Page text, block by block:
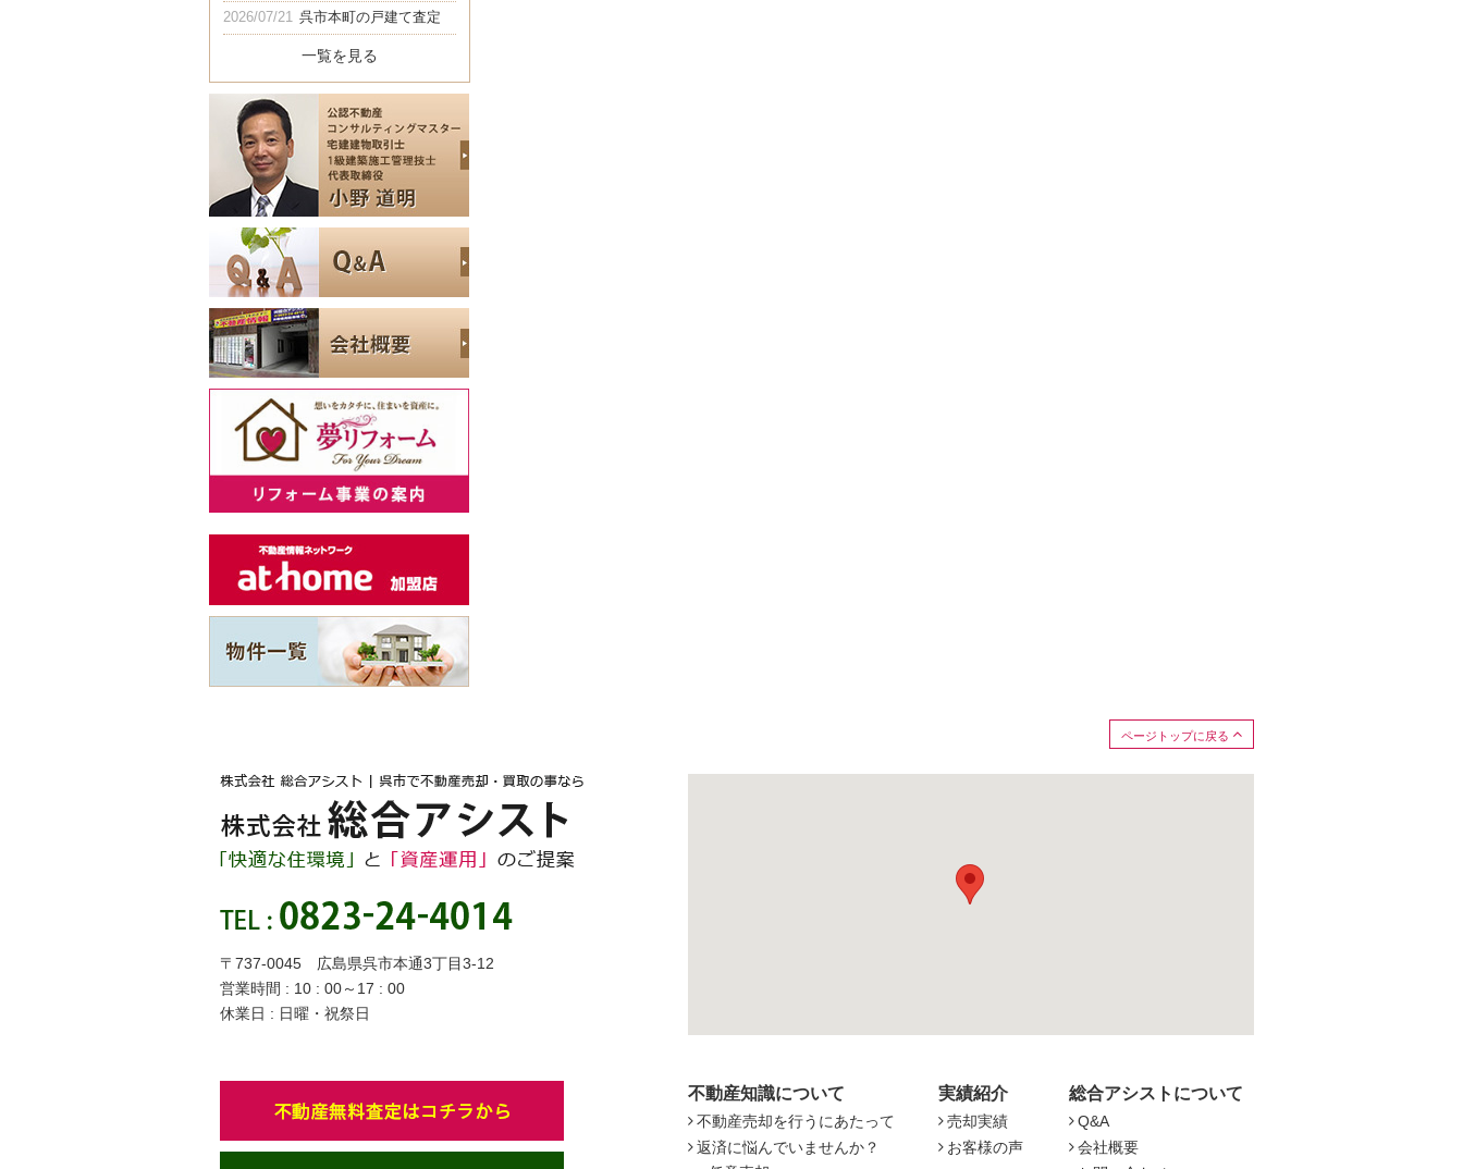
2026/07/21 呉市本町の戸建て査定
一覧を見る
〒737-0045 広島県呉市本通3丁目3-12
営業時間 : 10 : 00～17 : 00
休業日 : 日曜・祝祭日
不動産知識について
不動産売却を行うにあたって
返済に悩んでいませんか？
実績紹介
売却実績
お客様の声
総合アシストについて
Q&A
会社概要
ページトップに戻る